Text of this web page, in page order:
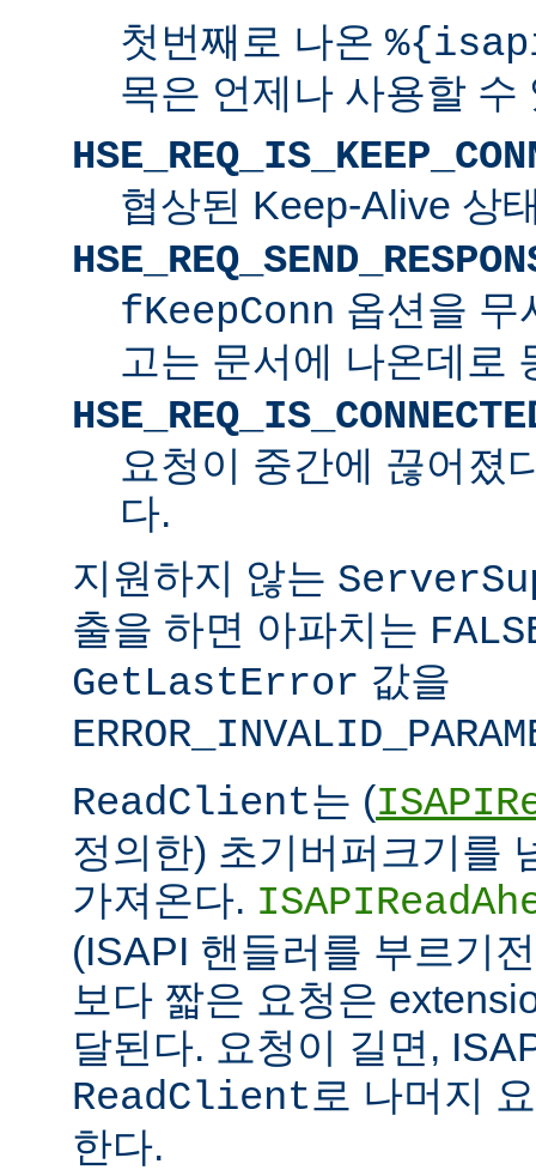
첫번째로 나온
목은 언제나 사용할 수
협상된 Keep-Alive 상
fKeepConn 옵션을 무
고는 문서에 나온데로
요청이 중간에 끊어졌
다.
지원하지 않는
출을 하면 아파치는
GetLastError 값을
ReadClient는 (
정의한) 초기버퍼크기를
가져온다.
(ISAPI 핸들러를 부르기
보다 짧은 요청은
달된다. 요청이 길면,
ReadClient 로 나머지
한다.